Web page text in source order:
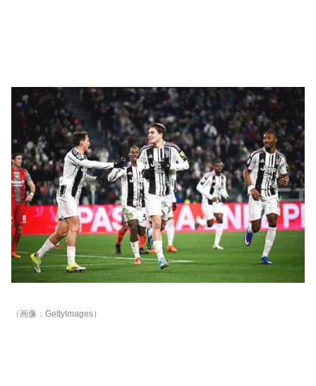
（画像：GettyImages）